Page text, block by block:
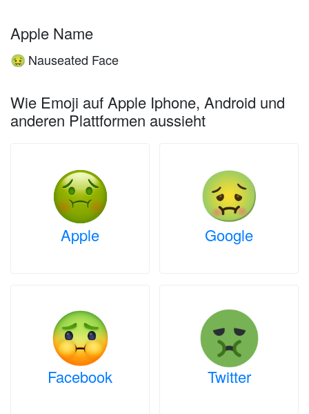
Apple Name
🤢 Nauseated Face
Wie Emoji auf Apple Iphone, Android und
anderen Plattformen aussieht
Apple Google
Facebook Twitter